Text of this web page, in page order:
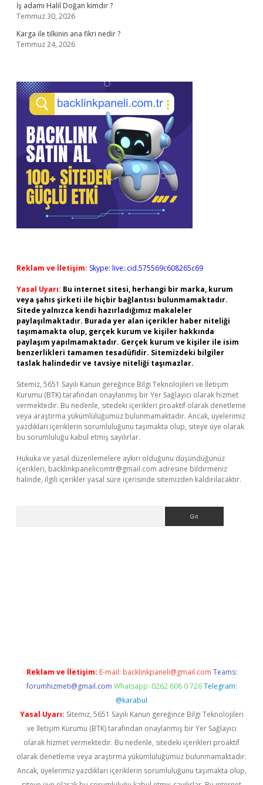
İş adamı Halil Doğan kimdir ?
Temmuz 30, 2026
Karga ile tilkinin ana fikri nedir ?
Temmuz 24, 2026
Reklam ve İletişim: Skype: live:.cid.575569c608265c69
Yasal Uyarı: Bu internet sitesi, herhangi bir marka, kurum
veya şahıs şirketi ile hiçbir bağlantısı bulunmamaktadır.
Sitede yalnızca kendi hazırladığımız makaleler
paylaşılmaktadır. Burada yer alan içerikler haber niteliği
taşımamakta olup, gerçek kurum ve kişiler hakkında
paylaşım yapılmamaktadır. Gerçek kurum ve kişiler ile isim
benzerlikleri tamamen tesadüfidir. Sitemizdeki bilgiler
taslak halindedir ve tavsiye niteliği taşımazlar.
Sitemiz, 5651 Sayılı Kanun gereğince Bilgi Teknolojileri ve İletişim
Kurumu (BTK) tarafından onaylanmış bir Yer Sağlayıcı olarak hizmet
vermektedir. Bu nedenle, sitedeki içerikleri proaktif olarak denetleme
veya araştırma yükümlülüğümüz bulunmamaktadır. Ancak, üyelerimiz
yazdıkları içeriklerin sorumluluğunu taşımakta olup, siteye üye olarak
bu sorumluluğu kabul etmiş sayılırlar.
Hukuka ve yasal düzenlemelere aykırı olduğunu düşündüğünüz
içerikleri, backlinkpanelicomtr@gmail.com adresine bildirmeniz
halinde, ilgili içerikler yasal süre içerisinde sitemizden kaldırılacaktır.
Reklam ve İletişim: E-mail: backlinkpaneli@gmail.com Teams:
forumhizmeti@gmail.com Whatsapp: 0262 606 0 726 Telegram:
@karabul
Yasal Uyarı: Sitemiz, 5651 Sayılı Kanun gereğince Bilgi Teknolojileri
ve İletişim Kurumu (BTK) tarafından onaylanmış bir Yer Sağlayıcı
olarak hizmet vermektedir. Bu nedenle, sitedeki içerikleri proaktif
olarak denetleme veya araştırma yükümlülüğümüz bulunmamaktadır.
Ancak, üyelerimiz yazdıkları içeriklerin sorumluluğunu taşımakta olup,